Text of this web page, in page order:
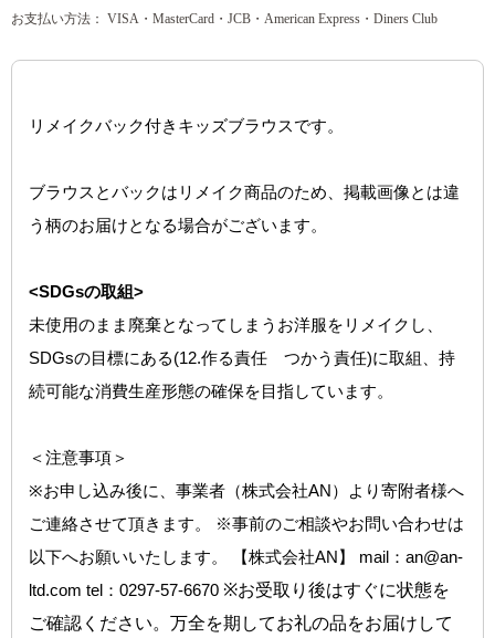
お支払い方法： VISA・MasterCard・JCB・American Express・Diners Club
リメイクバック付きキッズブラウスです。
ブラウスとバックはリメイク商品のため、掲載画像とは違
う柄のお届けとなる場合がございます。
<SDGsの取組>
未使用のまま廃棄となってしまうお洋服をリメイクし、
SDGsの目標にある(12.作る責任 つかう責任)に取組、持
続可能な消費生産形態の確保を目指しています。
＜注意事項＞
※お申し込み後に、事業者（株式会社AN）より寄附者様へ
ご連絡させて頂きます。 ※事前のご相談やお問い合わせは
以下へお願いいたします。 【株式会社AN】 mail：an@an-
ltd.com tel：0297-57-6670 ※お受取り後はすぐに状態を
ご確認ください。万全を期してお礼の品をお届けして